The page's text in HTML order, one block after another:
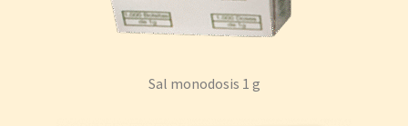
Sal monodosis 1 g